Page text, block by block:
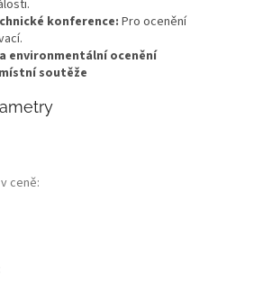
konference: Pro ocenění
environmentální ocenění
soutěže
ceně: